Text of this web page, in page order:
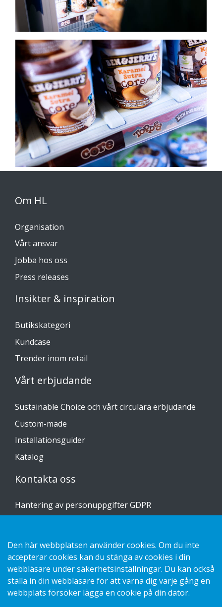
Om HL
Organisation
Vårt ansvar
Jobba hos oss
Press releases
Insikter & inspiration
Butikskategori
Kundcase
Trender inom retail
Vårt erbjudande
Sustainable Choice och vårt circulära erbjudande
Custom-made
Installationsguider
Katalog
Kontakta oss
Hantering av personuppgifter GDPR
Copyright 2026 HL Display AB. All rights reserved.
Den här webbplatsen använder cookies. Om du inte
accepterar cookies kan du stänga av cookies i din
webbläsare under säkerhetsinställningar. Du kan också
ställa in din webbläsare för att varna dig varje gång en
webbplats försöker lägga en cookie på din dator.